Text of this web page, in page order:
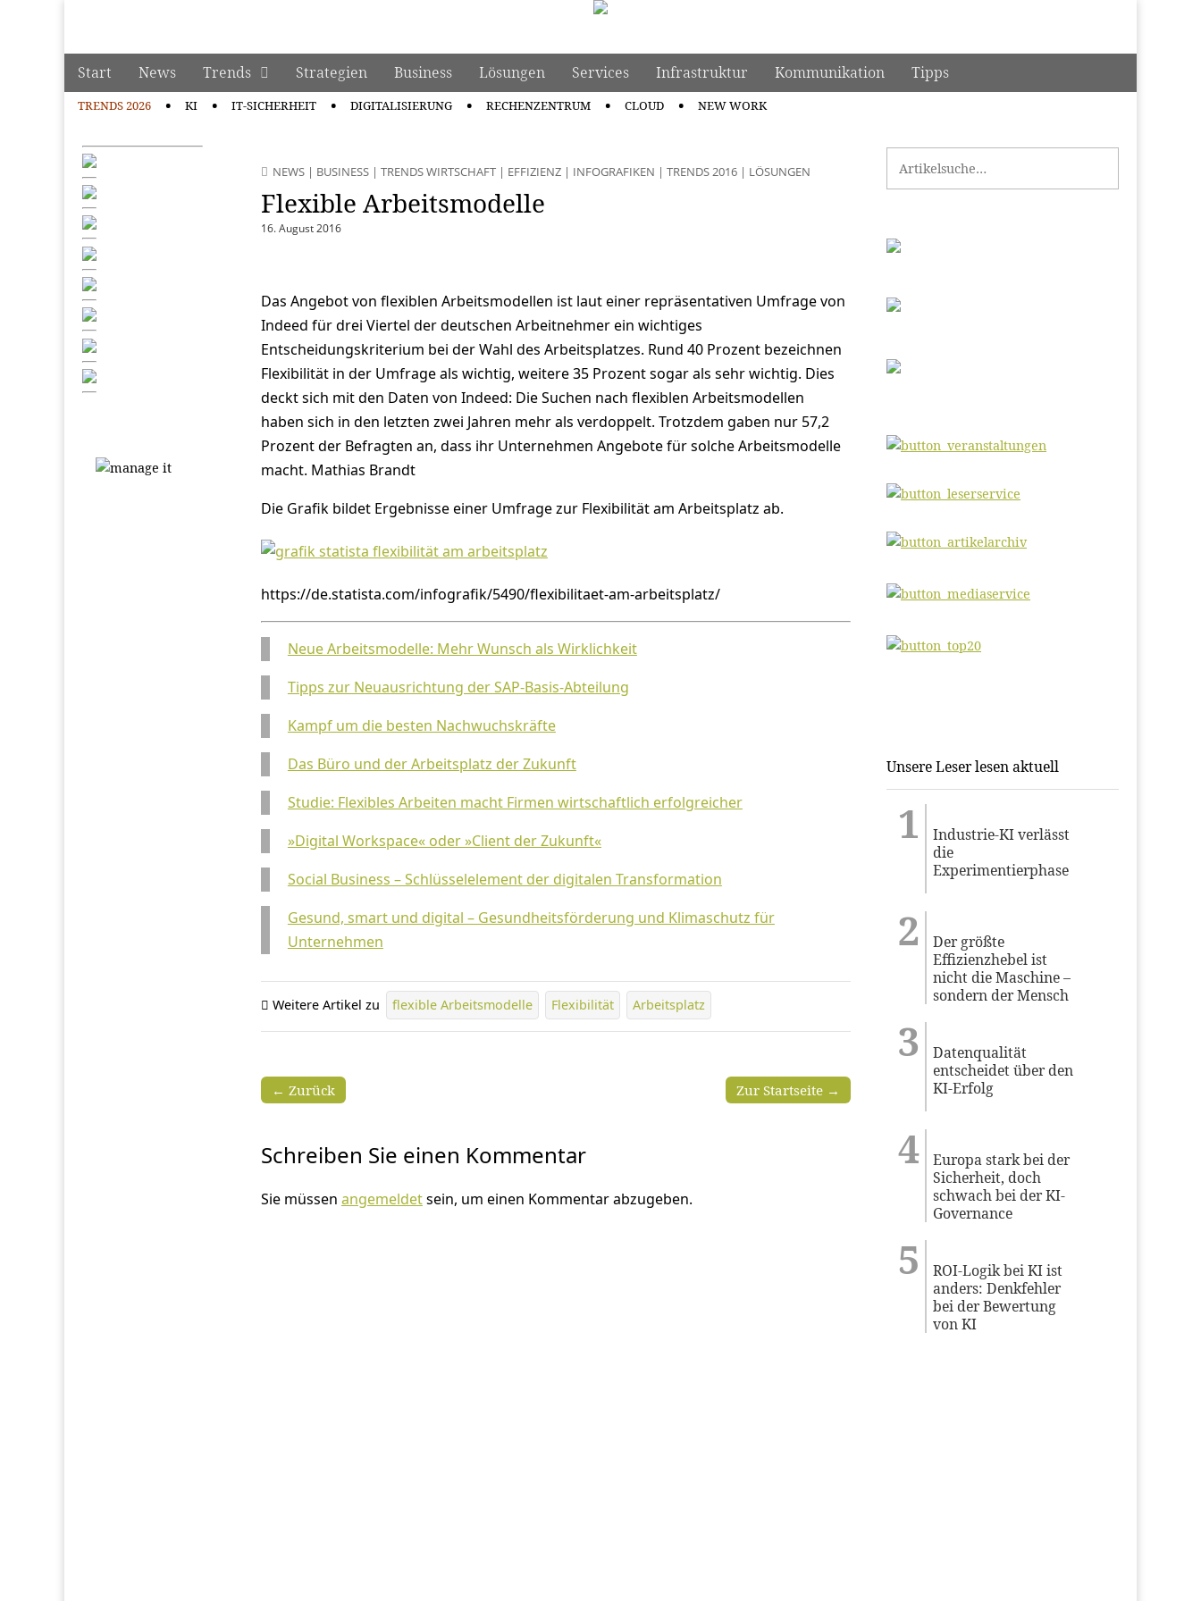
manage it
Main menu
Skip to content
Start News Trends Strategien Business Lösungen Services Infrastruktur Kommunikation Tipps
TRENDS 2026 KI IT-SICHERHEIT DIGITALISIERUNG RECHENZENTRUM CLOUD NEW WORK
NEWS| BUSINESS| TRENDS WIRTSCHAFT| EFFIZIENZ| INFOGRAFIKEN | TRENDS 2016| LÖSUNGEN
Flexible Arbeitsmodelle
16. August 2016
Das Angebot von flexiblen Arbeitsmodellen ist laut einer repräsentativen Umfrage von
Indeed für drei Viertel der deutschen Arbeitnehmer ein wichtiges
Entscheidungskriterium bei der Wahl des Arbeitsplatzes. Rund 40 Prozent bezeichnen
Flexibilität in der Umfrage als wichtig, weitere 35 Prozent sogar als sehr wichtig. Dies
deckt sich mit den Daten von Indeed: Die Suchen nach flexiblen Arbeitsmodellen
haben sich in den letzten zwei Jahren mehr als verdoppelt. Trotzdem gaben nur 57,2
Prozent der Befragten an, dass ihr Unternehmen Angebote für solche Arbeitsmodelle
macht. Mathias Brandt
Die Grafik bildet Ergebnisse einer Umfrage zur Flexibilität am Arbeitsplatz ab.
https://de.statista.com/infografik/5490/flexibilitaet-am-arbeitsplatz/
Neue Arbeitsmodelle: Mehr Wunsch als Wirklichkeit
Tipps zur Neuausrichtung der SAP-Basis-Abteilung
Kampf um die besten Nachwuchskräfte
Das Büro und der Arbeitsplatz der Zukunft
Studie: Flexibles Arbeiten macht Firmen wirtschaftlich erfolgreicher
»Digital Workspace« oder »Client der Zukunft«
Social Business – Schlüsselelement der digitalen Transformation
Gesund, smart und digital – Gesundheitsförderung und Klimaschutz für
Unternehmen
Weitere Artikel zu flexible Arbeitsmodelle Flexibilität Arbeitsplatz
Zur Startseite →
← Zurück
Schreiben Sie einen Kommentar
Sie müssen angemeldetsein, um einen Kommentar abzugeben.
Unsere Leser lesen aktuell
Industrie-KI verlässt
die
Experimentierphase
Der größte
Effizienzhebel ist
nicht die Maschine –
sondern der Mensch
Datenqualität
entscheidet über den
KI-Erfolg
Europa stark bei der
Sicherheit, doch
schwach bei der KI-
Governance
ROI-Logik bei KI ist
anders: Denkfehler
bei der Bewertung
von KI